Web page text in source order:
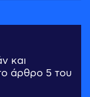
και
άρθρο 5 του